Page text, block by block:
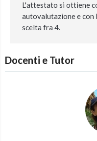
L'attestato si ottiene
autovalutazione e
scelta fra 4.
Docenti e Tutor